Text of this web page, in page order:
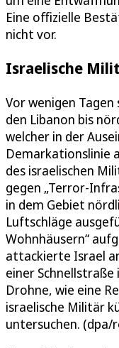
Eine offizielle
nicht vor.
Israelische
Vor wenigen
den Libanon bis
welcher in der
Demarkationslinie
des israelischen
gegen „Terror-
in dem Gebiet
Luftschläge
Wohnhäusern“
attackierte Israel
einer
Drohne, wie eine
israelische Militär
untersuchen. (dpa/